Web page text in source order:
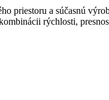
priestoru a súčasnú
rýchlosti,